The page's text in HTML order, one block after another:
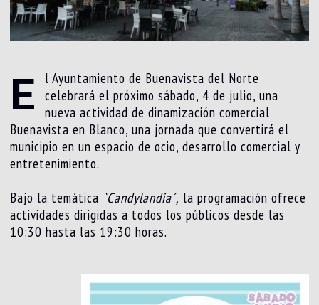
E
l Ayuntamiento de Buenavista del Norte
celebrará el próximo sábado, 4 de julio, una
nueva actividad de dinamización comercial
Buenavista en Blanco, una jornada que convertirá el
municipio en un espacio de ocio, desarrollo comercial y
entretenimiento.
Bajo la temática `Candylandia´, la programación ofrece
actividades dirigidas a todos los públicos desde las
10:30 hasta las 19:30 horas.